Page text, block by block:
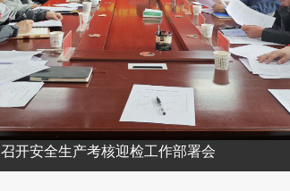
开安全生产考核迎检工作部署会